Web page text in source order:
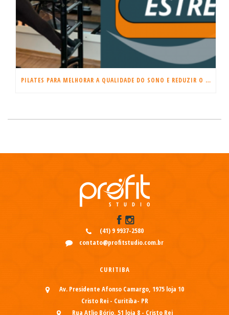
PILATES PARA MELHORAR A QUALIDADE DO SONO E REDUZIR O ESTRESSE
(41) 9 9937-2580
contato@profitstudio.com.br
CURITIBA
Av. Presidente Afonso Camargo, 1975 loja 10
Cristo Rei - Curitiba- PR
Rua Atlio Bório, 51 loja 8 - Cristo Rei